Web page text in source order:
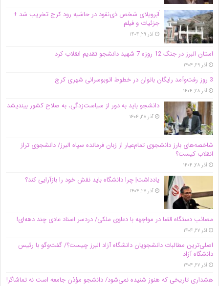
اَبَر‌ویلای شخص ذی‌نفوذ در حاشیه‌ رود کرج تخریب شد +
جزئیات و فیلم
آذر ۲۹, ۱۴۰۴
استان البرز در جنگ 12 روزه 7 شهید دانشجو تقدیم انقلاب کرد
آذر ۲۹, ۱۴۰۴
3 روز رفت‌وآمد رایگان بانوان در خطوط اتوبوسرانی شهری کرج
آذر ۲۸, ۱۴۰۴
دانشجو باید به دور از سیاست‌زدگی، به صلاح کشور بیندیشد
آذر ۲۸, ۱۴۰۴
شاخصه‌های بارز دانشجوی تمام‌عیار از زبان فرمانده سپاه البرز/ دانشجوی تراز
انقلاب کیست؟
آذر ۲۸, ۱۴۰۴
یادداشت| چرا دانشگاه باید نقش خود را بازآرایی کند؟
آذر ۲۷, ۱۴۰۴
مصائب دستگاه قضا در مواجهه با دعاوی ملکی/ دردسر اسناد عادی چند‌ دهه‌ای!
آذر ۲۷, ۱۴۰۴
اصلی‌ترین مطالبات دانشجویان دانشگاه آزاد البرز چیست؟/ گفت‌وگو با رئیس
دانشگاه آز‌اد
آذر ۲۷, ۱۴۰۴
هشداری تاریخی که هنوز شنیده نمی‌شود/ دانشجو مؤذن جامعه است نه تماشاگر!